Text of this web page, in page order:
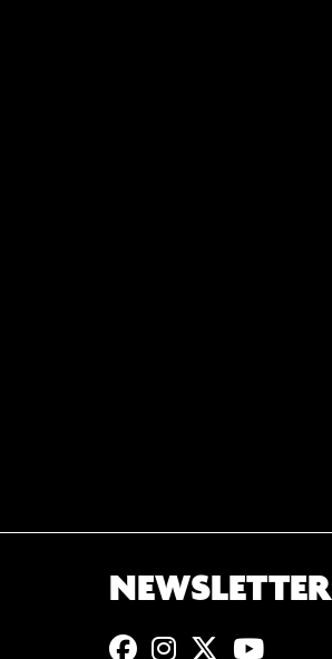
NEWSLETTER